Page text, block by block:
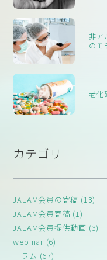
非ア
のモ
老化
カテゴリ
JALAM会員の寄稿 (13)
JALAM会員寄稿 (1)
JALAM会員提供動画 (3)
webinar (6)
コラム (67)